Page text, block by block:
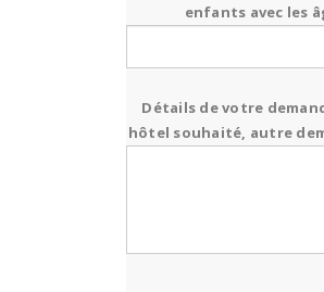
enfants avec les
Détails de votre
hôtel souhaité, autre